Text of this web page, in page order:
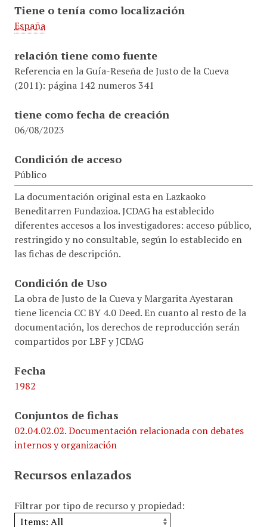
Tiene o tenía como localización
España
relación tiene como fuente
Referencia en la Guía-Reseña de Justo de la Cueva
(2011): página 142 numeros 341
tiene como fecha de creación
06/08/2023
Condición de acceso
Público
La documentación original esta en Lazkaoko
Beneditarren Fundazioa. JCDAG ha establecido
diferentes accesos a los investigadores: acceso público,
restringido y no consultable, según lo establecido en
las fichas de descripción.
Condición de Uso
La obra de Justo de la Cueva y Margarita Ayestaran
tiene licencia CC BY 4.0 Deed. En cuanto al resto de la
documentación, los derechos de reproducción serán
compartidos por LBF y JCDAG
Fecha
1982
Conjuntos de fichas
02.04.02.02. Documentación relacionada con debates
internos y organización
Recursos enlazados
Filtrar por tipo de recurso y propiedad: